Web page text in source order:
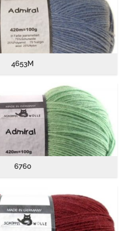
4653M
6760